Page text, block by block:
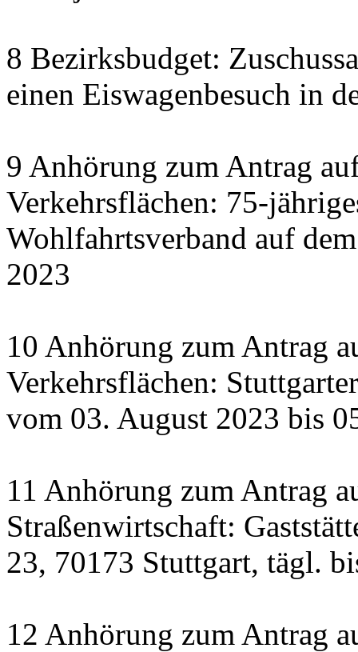
8 Bezirksbudget:
einen Eiswagenbesuch in
9 Anhörung zum Antrag
Verkehrsflächen: 75-
Wohlfahrtsverband auf
2023
10 Anhörung zum Antrag
Verkehrsflächen:
vom 03. August 2023 bis
11 Anhörung zum Antrag
Straßenwirtschaft:
23, 70173 Stuttgart, tägl.
12 Anhörung zum Antrag